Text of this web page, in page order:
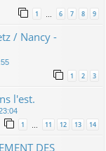
1 6 7 8 9
/ Nancy -
1 2 3
l'est.
1 11 12 13 14
DES